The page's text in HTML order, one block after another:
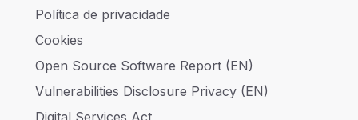
Política de privacidade
Cookies
Open Source Software Report (EN)
Vulnerabilities Disclosure Privacy (EN)
Digital Services Act